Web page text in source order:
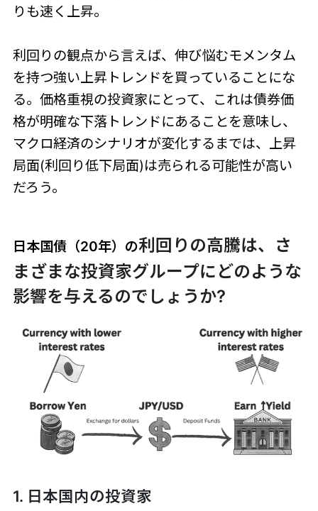
りも速く上昇。
利回りの観点から言えば、伸び悩むモメンタム
を持つ強い上昇トレンドを買っていることにな
る。価格重視の投資家にとって、これは債券価
格が明確な下落トレンドにあることを意味し、
マクロ経済のシナリオが変化するまでは、上昇
局面(利回り低下局面)は売られる可能性が高い
だろう。
日本国債（20年）の利回りの高騰は、さ
まざまな投資家グループにどのような
影響を与えるのでしょうか?
1. 日本国内の投資家